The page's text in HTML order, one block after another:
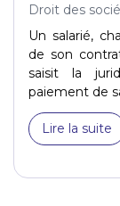
Droit des
Un salarié,
de son
saisit la
paiement de
Lire la suite